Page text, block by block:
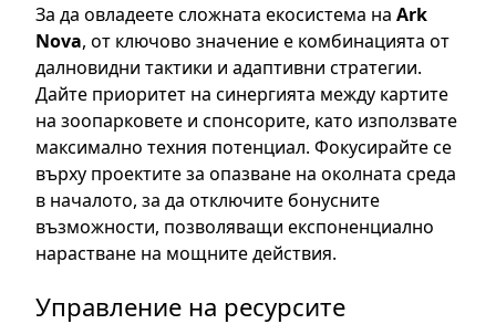
За да овладеете сложната екосистема на Ark
Nova, от ключово значение е комбинацията от
далновидни тактики и адаптивни стратегии.
Дайте приоритет на синергията между картите
на зоопарковете и спонсорите, като използвате
максимално техния потенциал. Фокусирайте се
върху проектите за опазване на околната среда
в началото, за да отключите бонусните
възможности, позволяващи експоненциално
нарастване на мощните действия.
Управление на ресурсите